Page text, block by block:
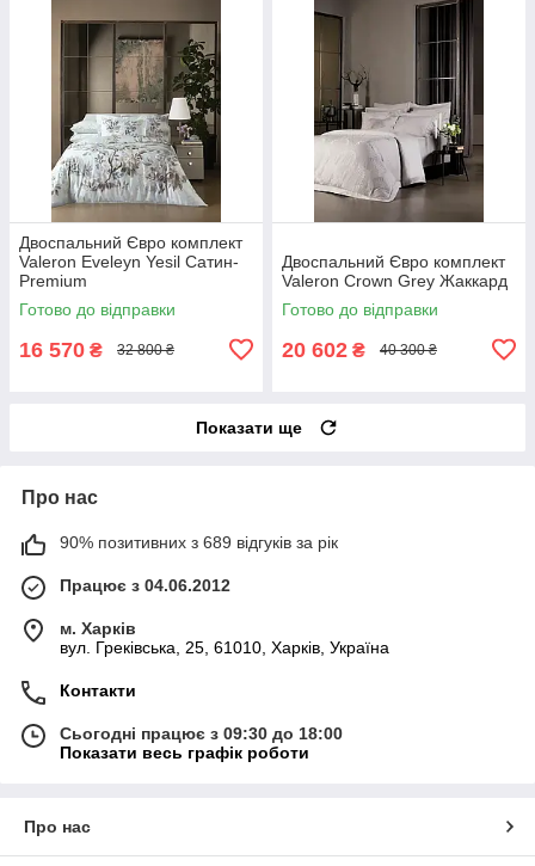
Двоспальний Євро комплект
Valeron Eveleyn Yesil Сатин-
Premium
Готово до відправки
16 570 ₴ 32 800 ₴
Двоспальний Євро комплект
Valeron Crown Grey Жаккард
Готово до відправки
20 602 ₴ 40 300 ₴
Показати ще
Про нас
90% позитивних з 689 відгуків за рік
Працює з 04.06.2012
м. Харків
вул. Греківська, 25, 61010, Харків, Україна
Контакти
Сьогодні працює з 09:30 до 18:00
Показати весь графік роботи
Про нас